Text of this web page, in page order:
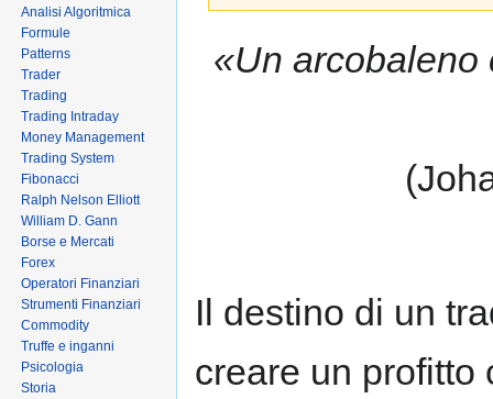
«Un arcobaleno
Il destino di un
creare un profitto
Analisi Algoritmica
Formule
Patterns
Trader
Trading
Trading Intraday
Money Management
Trading System
Fibonacci
Ralph Nelson Elliott
William D. Gann
Borse e Mercati
Forex
Operatori Finanziari
Strumenti Finanziari
Commodity
Truffe e inganni
Psicologia
Storia